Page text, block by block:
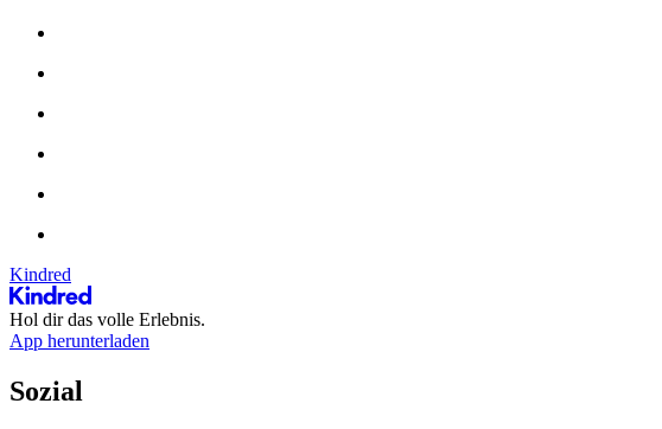
Kindred
Hol dir das volle Erlebnis.
App herunterladen
Sozial